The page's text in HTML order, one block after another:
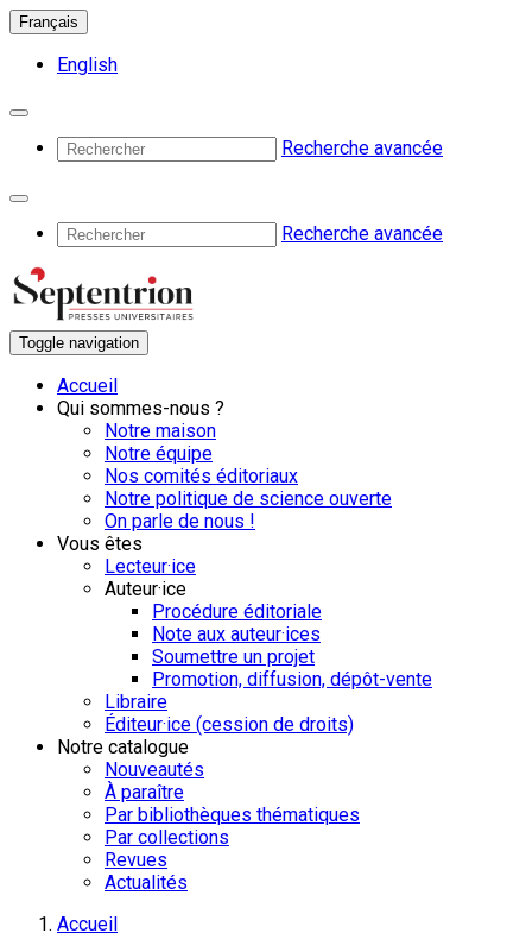
Français
English
Recherche avancée
Recherche avancée
Toggle navigation
Accueil
Qui sommes-nous ?
Notre maison
Notre équipe
Nos comités éditoriaux
Notre politique de science ouverte
On parle de nous !
Vous êtes
Lecteur·ice
Auteur·ice
Procédure éditoriale
Note aux auteur·ices
Soumettre un projet
Promotion, diffusion, dépôt-vente
Libraire
Éditeur·ice (cession de droits)
Notre catalogue
Nouveautés
À paraître
Par bibliothèques thématiques
Par collections
Revues
Actualités
Accueil